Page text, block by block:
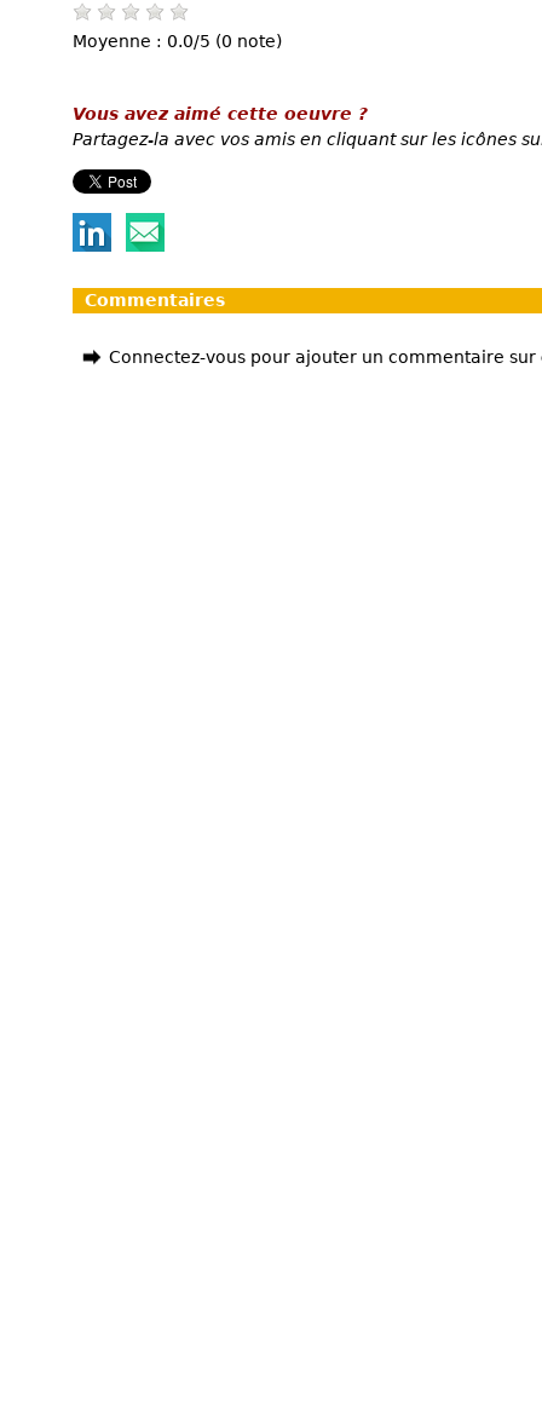
Moyenne : 0.0/5 (0 note)
Vous avez aimé cette oeuvre ?
Partagez-la avec vos amis en cliquant sur les icônes
Commentaires
Connectez-vous pour ajouter un commentaire sur